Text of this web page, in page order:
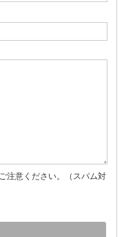
注意ください。（スパム対